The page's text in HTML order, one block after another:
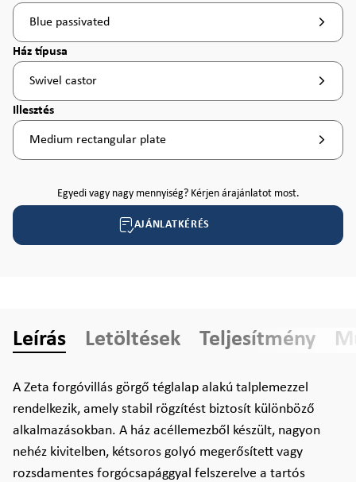
Blue passivated
Válasszon
Ház típusa
Swivel castor
Válasszon
Illesztés
Medium rectangular plate
Egyedi vagy nagy mennyiség? Kérjen árajánlatot most.
AJÁNLATKÉRÉS
Leírás Letöltések Teljesítmény
A Zeta forgóvillás görgő téglalap alakú talplemezzel
rendelkezik, amely stabil rögzítést biztosít különböző
alkalmazásokban. A ház acéllemezből készült, nagyon
nehéz kivitelben, kétsoros golyó megerősített vagy
rozsdamentes forgócsapággyal felszerelve a tartós